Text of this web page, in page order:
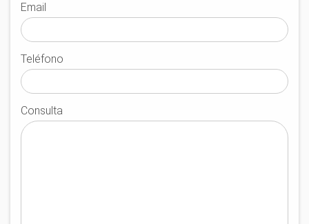
Email
Teléfono
Consulta